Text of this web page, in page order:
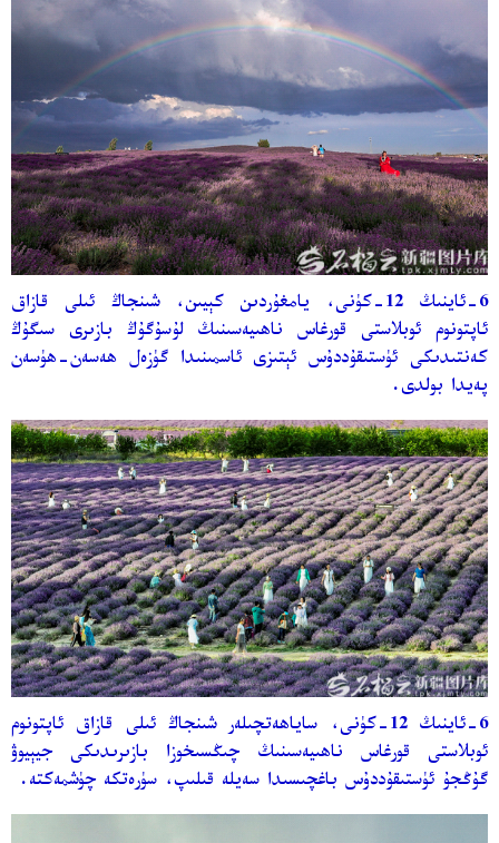
6-ئاينىڭ 12-كۈنى، يامغۇردىن كېيىن، شىنجاڭ ئىلى قازاق
ئاپتونوم ئوبلاستى قورغاس ناھىيەسىنىڭ لۇسۇگۇڭ بازىرى سىگۇڭ
كەنتىدىكى ئۈستىقۇددۇس ئېتىزى ئاسمىنىدا گۈزەل ھەسەن-ھۈسەن
پەيدا بولدى.
6-ئاينىڭ 12-كۈنى، ساياھەتچىلەر شىنجاڭ ئىلى قازاق ئاپتونوم
ئوبلاستى قورغاس ناھىيەسىنىڭ چىڭسىخوزا بازىرىدىكى جيېيوۋ
گۇڭجۇ ئۈستىقۇددۇس باغچىسىدا سەيلە قىلىپ، سۈرەتكە چۈشمەكتە.